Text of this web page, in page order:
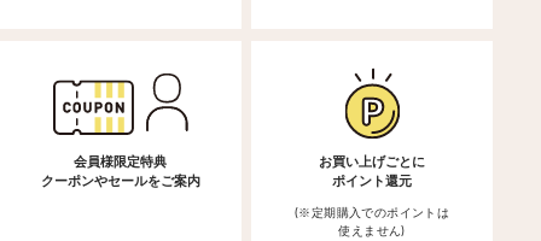
会員様限定特典
クーポンやセールをご案内
お買い上げごとに
ポイント還元
(※定期購入でのポイントは
使えません)